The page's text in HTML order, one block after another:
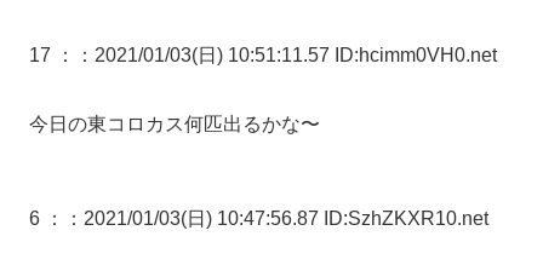
17 ： ：2021/01/03(日) 10:51:11.57 ID:hcimm0VH0.net
今日の東コロカス何匹出るかな〜
6 ： ：2021/01/03(日) 10:47:56.87 ID:SzhZKXR10.net